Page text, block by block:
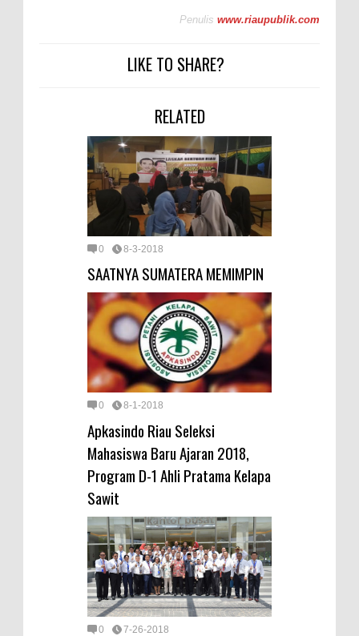
Penulis www.riaupublik.com
LIKE TO SHARE?
RELATED
0 8-3-2018
SAATNYA SUMATERA MEMIMPIN
0 8-1-2018
Apkasindo Riau Seleksi
Mahasiswa Baru Ajaran 2018,
Program D-1 Ahli Pratama Kelapa
Sawit
0 7-26-2018